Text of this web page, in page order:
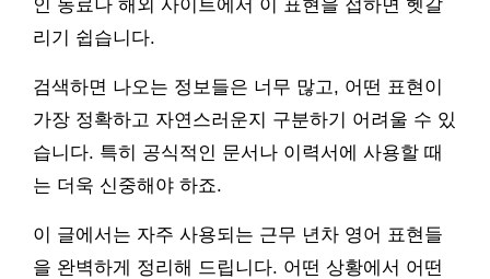
인 동료나 해외 사이트에서 이 표현을 접하면 헷갈
리기 쉽습니다.
검색하면 나오는 정보들은 너무 많고, 어떤 표현이
가장 정확하고 자연스러운지 구분하기 어려울 수 있
습니다. 특히 공식적인 문서나 이력서에 사용할 때
는 더욱 신중해야 하죠.
이 글에서는 자주 사용되는 근무 년차 영어 표현들
을 완벽하게 정리해 드립니다. 어떤 상황에서 어떤